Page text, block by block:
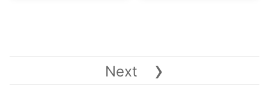
Next ›